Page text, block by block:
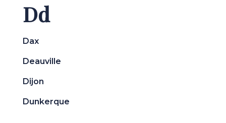
Dd
Dax
Deauville
Dijon
Dunkerque